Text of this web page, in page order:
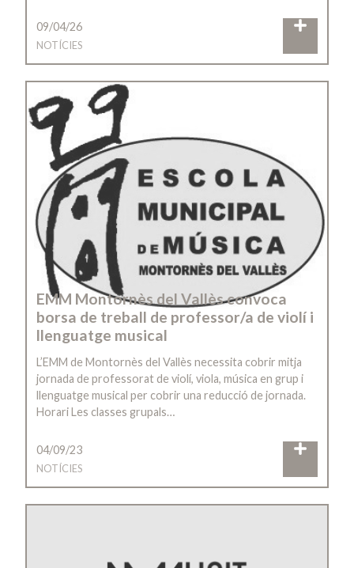
09/04/26
NOTÍCIES
EMM Montornès del Vallès convoca
borsa de treball de professor/a de violí i
llenguatge musical
L’EMM de Montornès del Vallès necessita cobrir mitja
jornada de professorat de violí, viola, música en grup i
llenguatge musical per cobrir una reducció de jornada.
Horari Les classes grupals…
04/09/23
NOTÍCIES